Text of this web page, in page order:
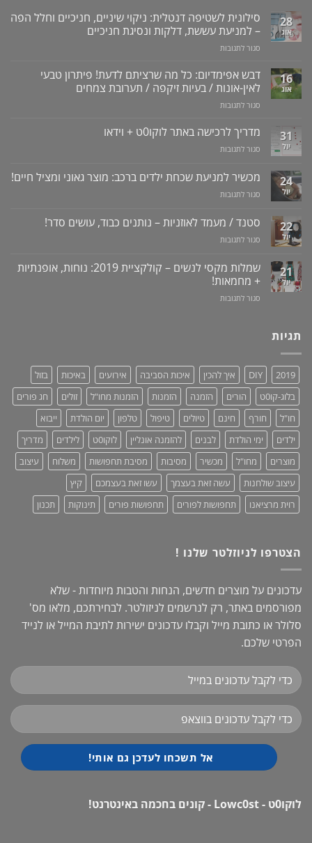
28
אוג
סילונית לשטיפה דנטלית: ניקוי שיניים, חניכיים וחלל הפה
– למניעת עששת, דלקות ונסיגת חניכיים
סגור לתגובות
לשטיפה
דנטלית:
ניקוי
שיניים,
וחלל
–
עששת,
16
אוג
דבש אפימדיום: כל מה שרציתם לדעת! פיתרון טבעי
לאין-אונות / בעיות זיקפה / תערובת צמחים
סגור לתגובות
אפימדיום:
מה
לדעת!
טבעי
/
תערובת
צמחים
31
יול
מדריך לרכישה באתר לוקו0ט + וידאו
סגור לתגובות
לרכישה
באתר
וידאו
24
יול
מכשיר למניעת שכחת ילדים ברכב: מוצר גאוני ומציל חיים!
סגור לתגובות
למניעת
שכחת
ילדים
מוצר
גאוני
ומציל
חיים!
22
יול
סטנד / מעמד לאוזניות – נותנים כבוד, עושים סדר!
סגור לתגובות
/
מעמד
לאוזניות
–
21
יול
שמלות מקסי לנשים – קולקציית 2019: נוחות, אופנתיות
+ מחמאות!
סגור לתגובות
2019:
נוחות,
אופנתיות
+
מחמאות!
תגיות
2019
DIY איך להכין איכות הסביבה אירועים באיכות
בזול
בלוג-קו0ט
הורים הזמנה הזמנות הזמנות מחו"ל זולים
חג פורים
חו"ל
חורף חינם טיולים טיפול טלפון יום הולדת
ייבוא
ילדים
ימי הולדת לבנים להזמנה אונליין לוקו0ט לילדים
מדריך
מוצרים
מחו"ל מכשיר מסיבות מסיבת תחפושות משלוח
עיצוב
עיצוב שולחנות
עשה זאת בעצמך עשו זאת בעצמכם
קיץ
רוית מרציאנו
תחפושות לפורים תחפושות פורים תינוקות תכנון
הצטרפו לניוזלטר שלנו !
עדכונים על מוצרים חדשים, הנחות והטבות מיוחדות - שלא
מפורסמים באתר, רק לנרשמים לניזולטר. לבחירתכם, מלאו מס'
סלולר או כתובת מייל וקבלו עדכונים ישירות לתיבת המייל או לנייד
הפרטי שלכם.
לוקו0ט - Lowc0st - קונים בחכמה באינטרנט!